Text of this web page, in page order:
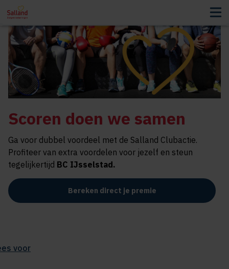
Scoren doen we samen
Ga voor dubbel voordeel met de Salland Clubactie.
Profiteer van extra voordelen voor jezelf en steun
tegelijkertijd BC IJsselstad.
Bereken direct je premie
voor